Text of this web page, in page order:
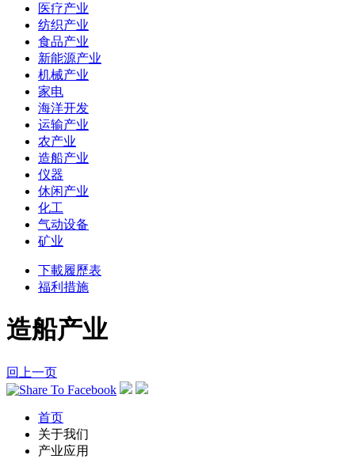
医疗产业
纺织产业
食品产业
新能源产业
机械产业
家电
海洋开发
运输产业
农产业
造船产业
仪器
休闲产业
化工
气动设备
矿业
下載履歷表
福利措施
造船产业
回上一页
首页
关于我们
产业应用